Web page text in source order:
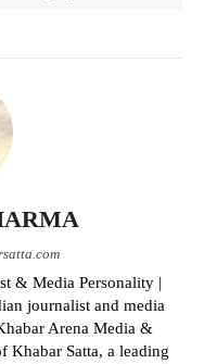
& Media Personality |
journalist and media
Arena Media &
Khabar Satta, a leading